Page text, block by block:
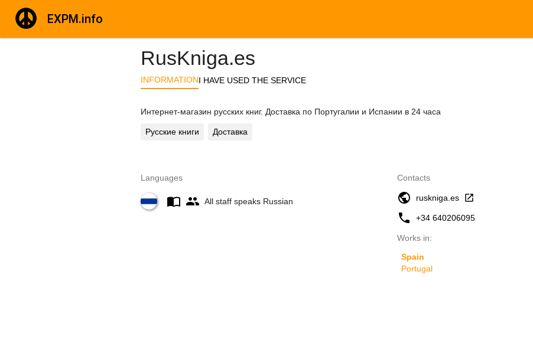
EXPM.info
RusKniga.es
INFORMATIONI HAVE USED THE SERVICE
Интернет-магазин русских книг. Доставка по Португалии и Испании в 24 часа
Русские книги Доставка
Languages
All staff speaks Russian
Contacts
ruskniga.es
+34 640206095
Works in:
Spain
Portugal